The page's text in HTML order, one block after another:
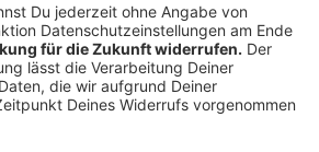
kennt, gewinnt keinen
mit denen ich arbeite,
Sie sind besser als ihr